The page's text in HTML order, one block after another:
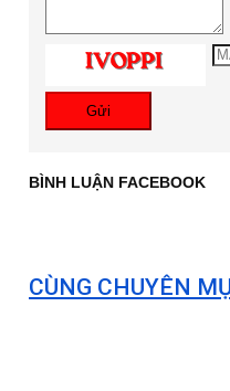
Gửi
BÌNH LUẬN FACEBOOK
CÙNG CHUYÊN